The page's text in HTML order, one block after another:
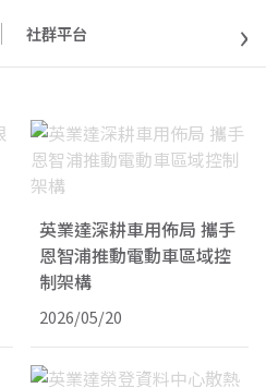
社群平台 ›
英業達深耕車用佈局 攜手
恩智浦推動電動車區域控
制架構
2026/05/20